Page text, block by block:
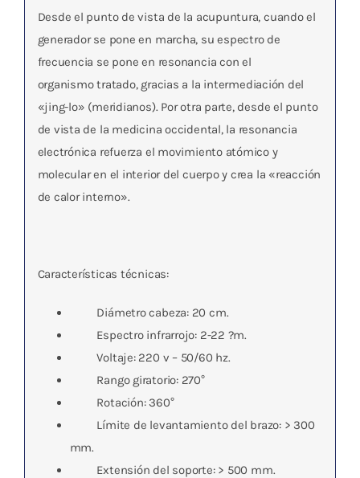
Desde el punto de vista de la acupuntura, cuando el
generador se pone en marcha, su espectro de
frecuencia se pone en resonancia con el
organismotratado, gracias a la intermediación del
«jing-lo» (meridianos). Por otra parte, desde el punto
de vista de la medicina occidental, la resonancia
electrónica refuerza el movimiento atómico y
molecular en el interior del cuerpo y crea la «reacción
de calor interno».
Características técnicas:
Diámetro cabeza: 20 cm.
Espectro infrarrojo: 2-22 ?m.
Voltaje: 220 v – 50/60 hz.
Rango giratorio: 270°
Rotación: 360°
Límite de levantamiento del brazo: > 300
mm.
Extensión del soporte: > 500 mm.